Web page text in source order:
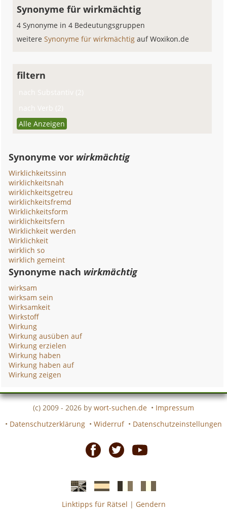
Synonyme für wirkmächtig
4 Synonyme in 4 Bedeutungsgruppen
weitereSynonyme für wirkmächtigauf Woxikon.de
filtern
nach Substantiv (2)
nach Verb (2)
Alle Anzeigen
Synonyme vor wirkmächtig
Wirklichkeitssinn
wirklichkeitsnah
wirklichkeitsgetreu
wirklichkeitsfremd
Wirklichkeitsform
wirklichkeitsfern
Wirklichkeit werden
Wirklichkeit
wirklich so
wirklich gemeint
Synonyme nach wirkmächtig
wirksam
wirksam sein
Wirksamkeit
Wirkstoff
Wirkung
Wirkung ausüben auf
Wirkung erzielen
Wirkung haben
Wirkung haben auf
Wirkung zeigen
(c) 2009 - 2026 by wort-suchen.de • Impressum
• Datenschutzerklärung • Widerruf • Datenschutzeinstellungen
EnglischeSpanischefranzösicheitalienische
Linktipps für Rätsel | Gendern